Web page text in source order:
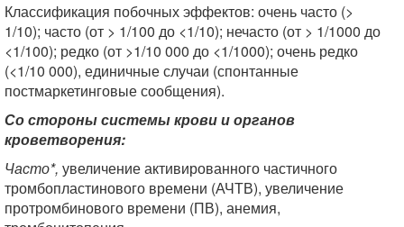
Классификация побочных эффектов: очень часто (>
1/10); часто (от > 1/100 до <1/10); нечасто (от > 1/1000 до
<1/100); редко (от >1/10 000 до <1/1000); очень редко
(<1/10 000), единичные случаи (спонтанные
постмаркетинговые сообщения).
Со стороны системы крови и органов
кроветворения:
Часто*, увеличение активированного частичного
тромбопластинового времени (АЧТВ), увеличение
протромбинового времени (ПВ), анемия,